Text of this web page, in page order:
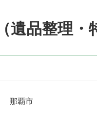
遺品整理・
那覇市